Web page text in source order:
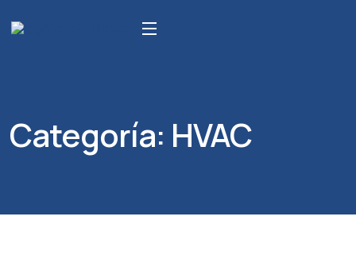
Categoría: HVAC